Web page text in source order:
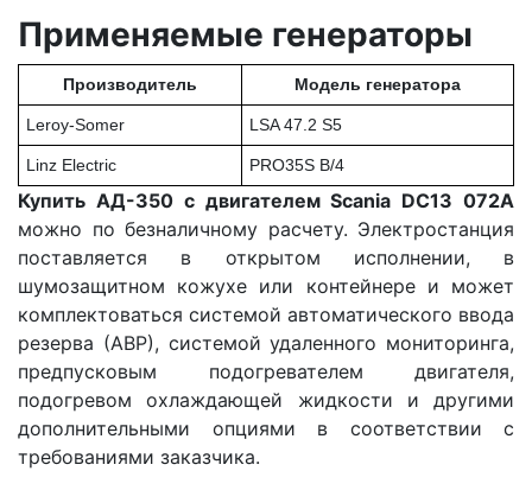
Применяемые генераторы
Производитель Модель генератора
Leroy-Somer LSA 47.2 S5
Linz Electric PRO35S B/4
Купить АД-350 с двигателем Scania DC13 072A
можно по безналичному расчету. Электростанция
поставляется в открытом исполнении, в
шумозащитном кожухе или контейнере и может
комплектоваться системой автоматического ввода
резерва (АВР), системой удаленного мониторинга,
предпусковым подогревателем двигателя,
подогревом охлаждающей жидкости и другими
дополнительными опциями в соответствии с
требованиями заказчика.